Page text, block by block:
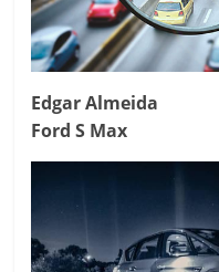
Edgar Almeida
Ford S Max